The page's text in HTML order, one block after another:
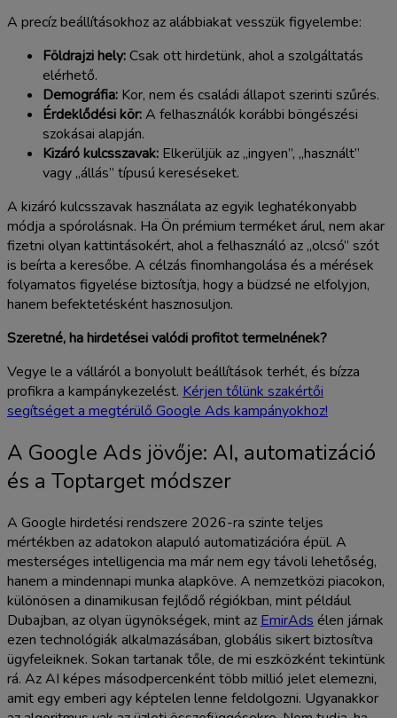
A precíz beállításokhoz az alábbiakat vesszük figyelembe:
Földrajzi hely:Csak ott hirdetünk, ahol a szolgáltatás
elérhető.
Demográfia: Kor, nem és családi állapot szerinti szűrés.
Érdeklődési kör:A felhasználók korábbi böngészési
szokásai alapján.
Kizáró kulcsszavak: Elkerüljük az „ingyen”, „használt”
vagy „állás” típusú kereséseket.
A kizáró kulcsszavak használata az egyik leghatékonyabb
módja a spórolásnak. Ha Ön prémium terméket árul, nem akar
fizetni olyan kattintásokért, ahol a felhasználó az „olcsó” szót
is beírta a keresőbe. A célzás finomhangolása és a mérések
folyamatos figyelése biztosítja, hogy a büdzsé ne elfolyjon,
hanem befektetésként hasznosuljon.
Szeretné, ha hirdetései valódi profitot termelnének?
Vegye le a válláról a bonyolult beállítások terhét, és bízza
profikra a kampánykezelést. Kérjen tőlünk szakértői
segítséget a megtérülő Google Ads kampányokhoz!
A Google Ads jövője: AI, automatizáció
és a Toptarget módszer
A Google hirdetési rendszere 2026-ra szinte teljes
mértékben az adatokon alapuló automatizációra épül. A
mesterséges intelligencia ma már nem egy távoli lehetőség,
hanem a mindennapi munka alapköve. A nemzetközi piacokon,
különösen a dinamikusan fejlődő régiókban, mint például
Dubajban, az olyan ügynökségek, mint az EmirAds élen járnak
ezen technológiák alkalmazásában, globális sikert biztosítva
ügyfeleiknek. Sokan tartanak tőle, de mi eszközként tekintünk
rá. Az AI képes másodpercenként több millió jelet elemezni,
amit egy emberi agy képtelen lenne feldolgozni. Ugyanakkor